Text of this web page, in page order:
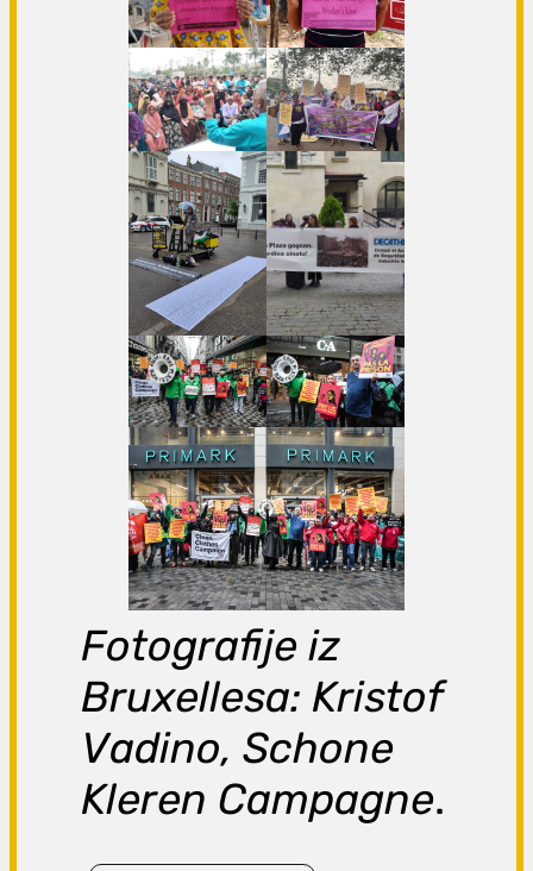
Fotografije iz
Bruxellesa: Kristof
Vadino, Schone
Kleren Campagne.